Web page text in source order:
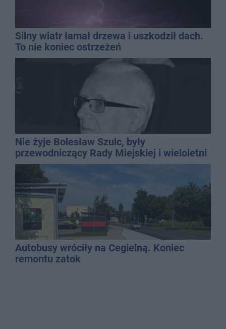
Silny wiatr łamał drzewa i uszkodził dach.
To nie koniec ostrzeżeń
Nie żyje Bolesław Szulc, były
przewodniczący Rady Miejskiej i wieloletni
dyrektor SP 14
Autobusy wróciły na Cegielną. Koniec
remontu zatok